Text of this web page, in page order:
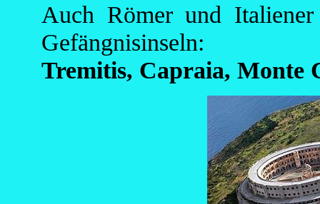
Auch Römer und
Gefängnisinseln:
Tremitis, Capraia, Monte